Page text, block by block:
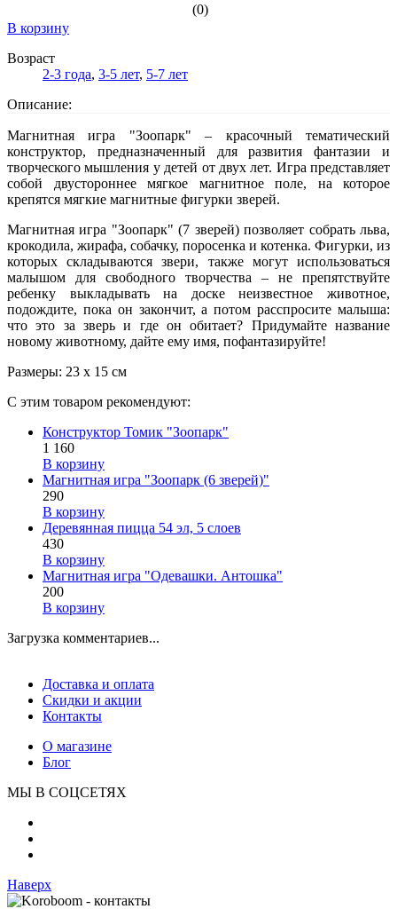
(0)
В корзину
Возраст
2-3 года, 3-5 лет, 5-7 лет
Описание:
Магнитная игра "Зоопарк" – красочный тематический
конструктор, предназначенный для развития фантазии и
творческого мышления у детей от двух лет. Игра представляет
собой двустороннее мягкое магнитное поле, на которое
крепятся мягкие магнитные фигурки зверей.
Магнитная игра "Зоопарк" (7 зверей) позволяет собрать льва,
крокодила, жирафа, собачку, поросенка и котенка. Фигурки, из
которых складываются звери, также могут использоваться
малышом для свободного творчества – не препятствуйте
ребенку выкладывать на доске неизвестное животное,
подождите, пока он закончит, а потом расспросите малыша:
что это за зверь и где он обитает? Придумайте название
новому животному, дайте ему имя, пофантазируйте!
Размеры: 23 х 15 см
С этим товаром рекомендуют:
Конструктор Томик "Зоопарк"
1 160
В корзину
Магнитная игра "Зоопарк (6 зверей)"
290
В корзину
Деревянная пицца 54 эл, 5 слоев
430
В корзину
Магнитная игра "Одевашки. Антошка"
200
В корзину
Загрузка комментариев...
Доставка и оплата
Скидки и акции
Контакты
О магазине
Блог
МЫ В СОЦСЕТЯХ
Наверх